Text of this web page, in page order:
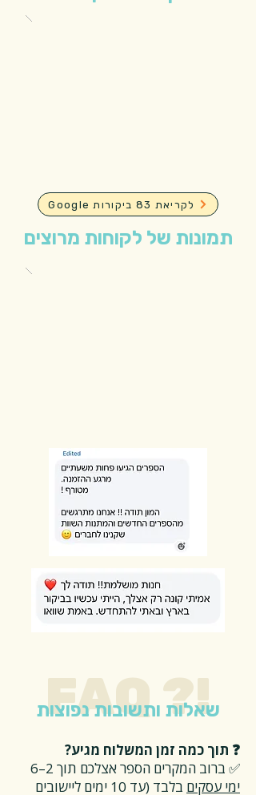
Google לקריאת 83 ביקורות
תמונות של לקוחות מרוצים
FAQ ?!
שאלות ותשובות נפוצות
❓ תוך כמה זמן המשלוח מגיע?
✅ ברוב המקרים הספר אצלכם תוך 2–6
ימי עסקים
בלבד (עד 10 ימים ליישובים